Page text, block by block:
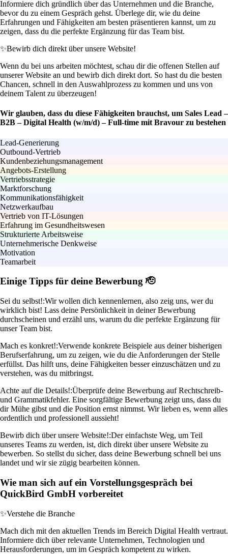
Informiere dich gründlich über das Unternehmen und die Branche,
bevor du zu einem Gespräch gehst. Überlege dir, wie du deine
Erfahrungen und Fähigkeiten am besten präsentieren kannst, um zu
zeigen, dass du die perfekte Ergänzung für das Team bist.
✨Bewirb dich direkt über unsere Website!
Wenn du bei uns arbeiten möchtest, schau dir die offenen Stellen auf
unserer Website an und bewirb dich direkt dort. So hast du die besten
Chancen, schnell in den Auswahlprozess zu kommen und uns von
deinem Talent zu überzeugen!
Wir glauben, dass du diese Fähigkeiten brauchst, um Sales Lead –
B2B – Digital Health (w/m/d) – Full-time mit Bravour zu bestehen
Lead-Generierung
Outbound-Vertrieb
Kundenbeziehungsmanagement
Angebots-Erstellung
Vertriebsstrategie
Marktforschung
Kommunikationsfähigkeit
Netzwerkaufbau
Vertrieb von IT-Lösungen
Erfahrung im Gesundheitswesen
Strukturierte Arbeitsweise
Unternehmerische Denkweise
Motivation
Teamarbeit
Einige Tipps für deine Bewerbung 🫡
Sei du selbst!:Wir wollen dich kennenlernen, also zeig uns, wer du
wirklich bist! Lass deine Persönlichkeit in deiner Bewerbung
durchscheinen und erzähl uns, warum du die perfekte Ergänzung für
unser Team bist.
Mach es konkret!:Verwende konkrete Beispiele aus deiner bisherigen
Berufserfahrung, um zu zeigen, wie du die Anforderungen der Stelle
erfüllst. Das hilft uns, deine Fähigkeiten besser einzuschätzen und zu
verstehen, was du mitbringst.
Achte auf die Details!:Überprüfe deine Bewerbung auf Rechtschreib-
und Grammatikfehler. Eine sorgfältige Bewerbung zeigt uns, dass du
dir Mühe gibst und die Position ernst nimmst. Wir lieben es, wenn alles
ordentlich und professionell aussieht!
Bewirb dich über unsere Website!:Der einfachste Weg, um Teil
unseres Teams zu werden, ist, dich direkt über unsere Website zu
bewerben. So stellst du sicher, dass deine Bewerbung schnell bei uns
landet und wir sie zügig bearbeiten können.
Wie man sich auf ein Vorstellungsgespräch bei
QuickBird GmbH vorbereitet
✨Verstehe die Branche
Mach dich mit den aktuellen Trends im Bereich Digital Health vertraut.
Informiere dich über relevante Unternehmen, Technologien und
Herausforderungen, um im Gespräch kompetent zu wirken.